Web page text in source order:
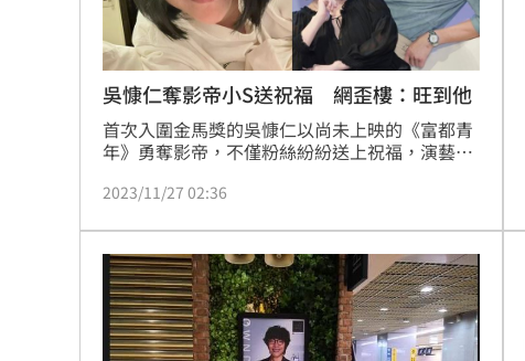
吳慷仁奪影帝小S送祝福 網歪樓：旺到他
首次入圍金馬獎的吳慷仁以尚未上映的《富都青
年》勇奪影帝，不僅粉絲紛紛送上祝福，演藝圈
情網路劇《此時此刻》的小S（徐熙娣）也在社
吳慷仁合作，貼文一出馬上吸引一票網友來留
言，敲碗表示要再看兩人合作，不過卻有人歪
樓，開玩笑稱吳慷仁是沾了小S的魅力才得獎。
宋亭誼報導
2023/11/27 02:36